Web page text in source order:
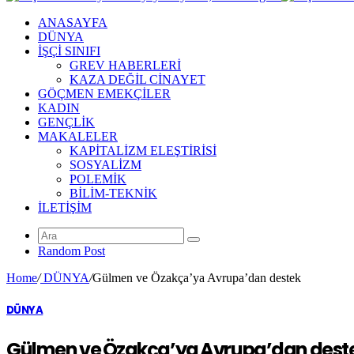
ANASAYFA
DÜNYA
İŞÇİ SINIFI
GREV HABERLERİ
KAZA DEĞİL CİNAYET
GÖÇMEN EMEKÇİLER
KADIN
GENÇLİK
MAKALELER
KAPİTALİZM ELEŞTİRİSİ
SOSYALİZM
POLEMİK
BİLİM-TEKNİK
ILETIŞIM
Random Post
Home/DÜNYA/Gülmen ve Özakça’ya Avrupa’dan destek
DÜNYA